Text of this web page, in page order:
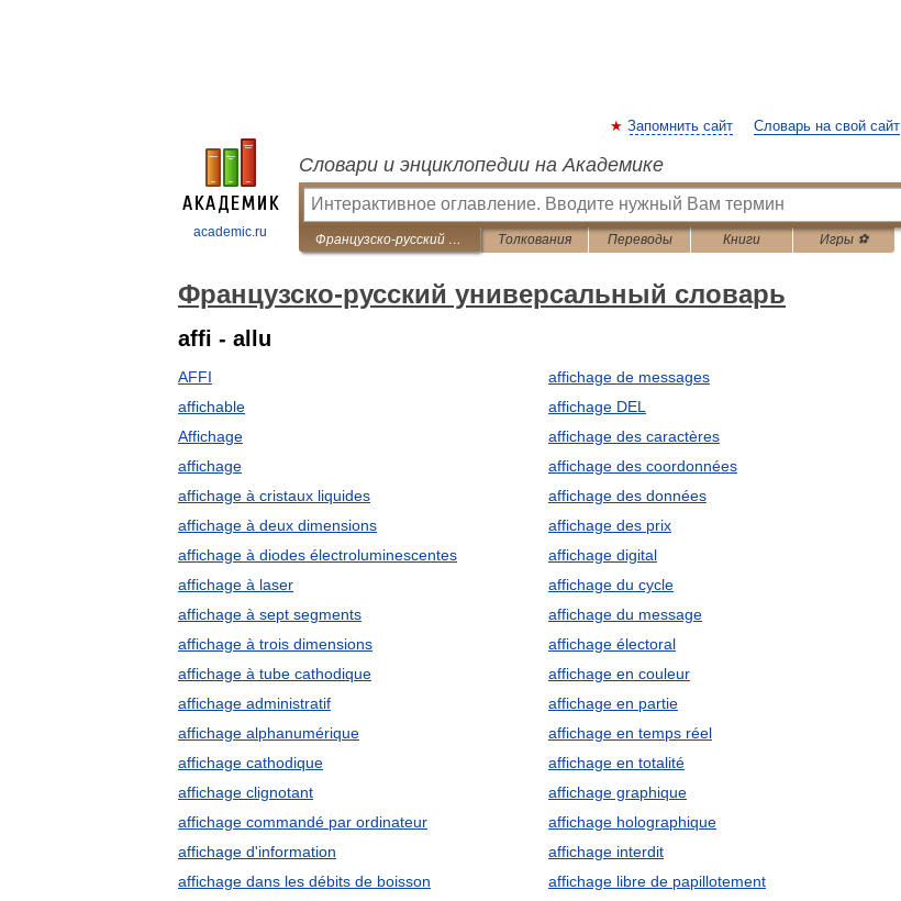
academic.ru
Запомнить сайт Словарь на свой сайт
Словари и энциклопедии на Академике
Французско-русский универсальный словарь Толкования Переводы Книги Игры ⚽
Французско-русский универсальный словарь
affi - allu
AFFI
affichable
Affichage
affichage
affichage à cristaux liquides
affichage à deux dimensions
affichage à diodes électroluminescentes
affichage à laser
affichage à sept segments
affichage à trois dimensions
affichage à tube cathodique
affichage administratif
affichage alphanumérique
affichage cathodique
affichage clignotant
affichage commandé par ordinateur
affichage d'information
affichage dans les débits de boisson
affichage de messages
affichage DEL
affichage des caractères
affichage des coordonnées
affichage des données
affichage des prix
affichage digital
affichage du cycle
affichage du message
affichage électoral
affichage en couleur
affichage en partie
affichage en temps réel
affichage en totalité
affichage graphique
affichage holographique
affichage interdit
affichage libre de papillotement